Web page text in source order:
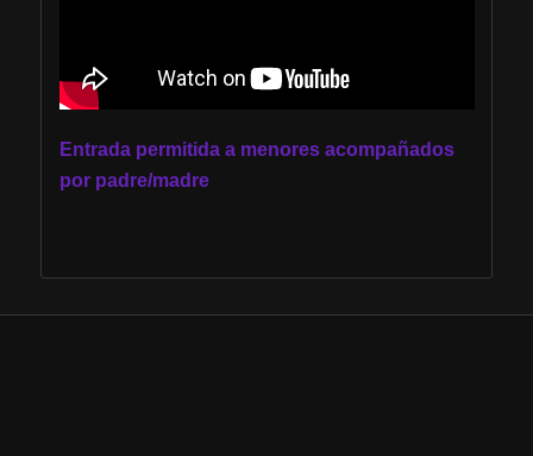
Entrada permitida a menores acompañados
por padre/madre